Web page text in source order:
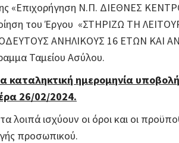
«Επιχορήγηση Ν.Π. ΔΙΕΘΝΕΣ
του Έργου «ΣΤΗΡΙΖΩ ΤΗ
ΑΝΗΛΙΚΟΥΣ 16 ΕΤΩΝ ΚΑΙ
Ταμείου Ασύλου.
καταληκτική ημερομηνία
26/02/2024.
λοιπά ισχύουν οι όροι και οι
προσωπικού.